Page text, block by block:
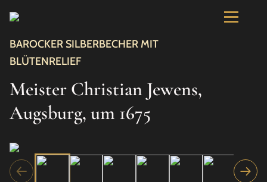
BAROCKER SILBERBECHER MIT
BLÜTENRELIEF
Meister Christian Jewens,
Augsburg, um 1675